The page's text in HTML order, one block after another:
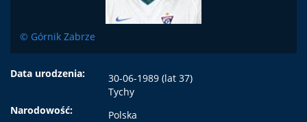
© Górnik Zabrze
Data urodzenia:
30-06-1989 (lat 37)
Tychy
Narodowość:
Polska